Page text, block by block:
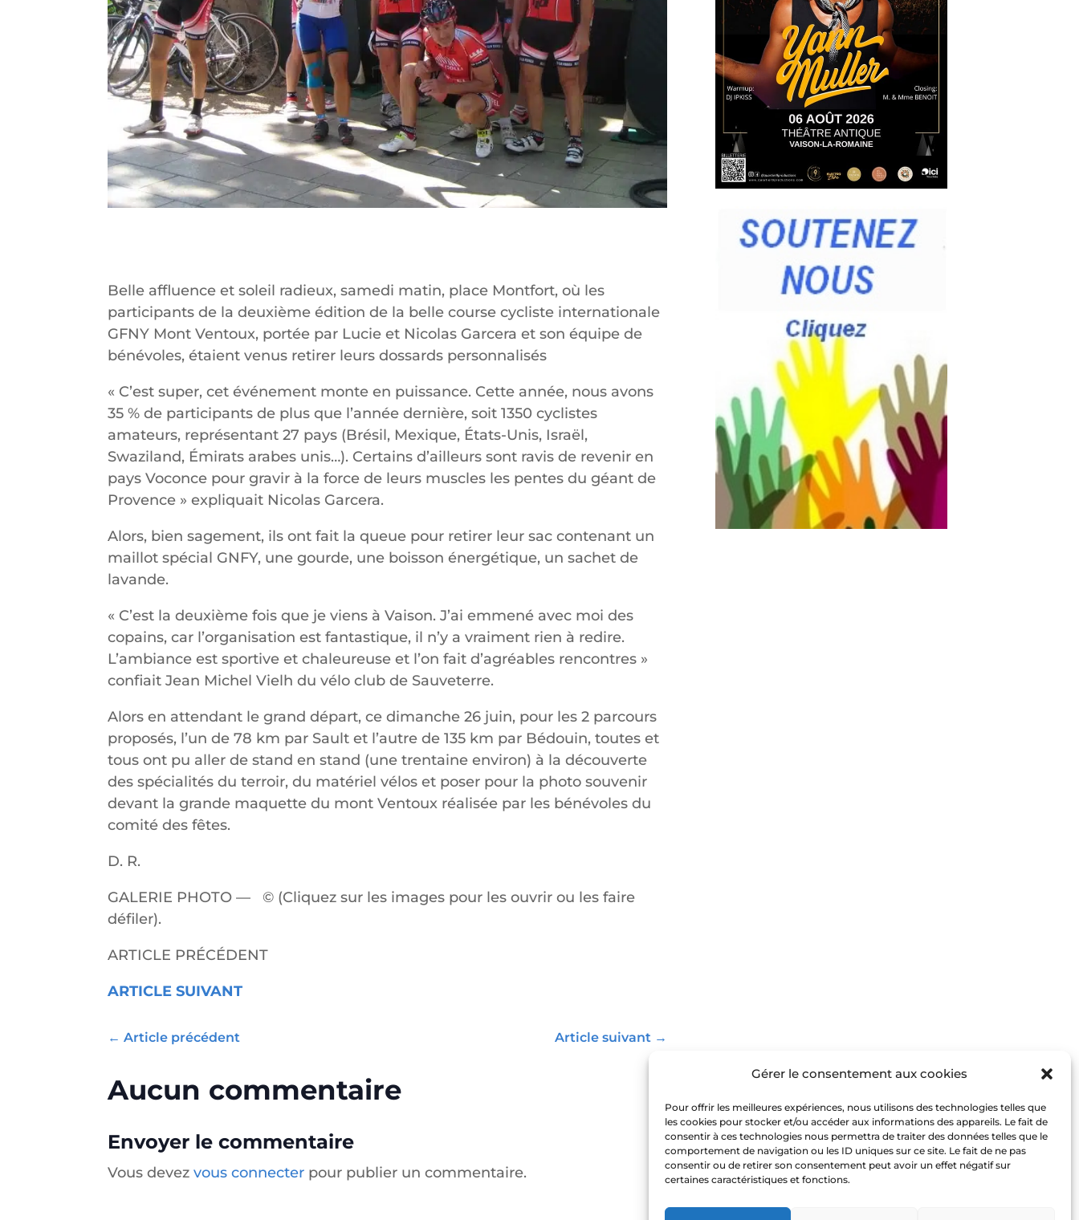
Gérer le consentement aux cookies
Pour offrir les meilleures expériences, nous utilisons des technologies telles que
les cookies pour stocker et/ou accéder aux informations des appareils. Le fait de
consentir à ces technologies nous permettra de traiter des données telles que le
comportement de navigation ou les ID uniques sur ce site. Le fait de ne pas
consentir ou de retirer son consentement peut avoir un effet négatif sur
certaines caractéristiques et fonctions.
Belle affluence et soleil radieux, samedi matin, place Montfort, où les
participants de la deuxième édition de la belle course cycliste internationale
GFNY Mont Ventoux, portée par Lucie et Nicolas Garcera et son équipe de
bénévoles, étaient venus retirer leurs dossards personnalisés
« C’est super, cet événement monte en puissance. Cette année, nous avons
35 % de participants de plus que l’année dernière, soit 1350 cyclistes
amateurs, représentant 27 pays (Brésil, Mexique, États-Unis, Israël,
Swaziland, Émirats arabes unis…). Certains d’ailleurs sont ravis de revenir en
pays Voconce pour gravir à la force de leurs muscles les pentes du géant de
Provence » expliquait Nicolas Garcera.
Alors, bien sagement, ils ont fait la queue pour retirer leur sac contenant un
maillot spécial GNFY, une gourde, une boisson énergétique, un sachet de
lavande.
« C’est la deuxième fois que je viens à Vaison. J’ai emmené avec moi des
copains, car l’organisation est fantastique, il n’y a vraiment rien à redire.
L’ambiance est sportive et chaleureuse et l’on fait d’agréables rencontres »
confiait Jean Michel Vielh du vélo club de Sauveterre.
Alors en attendant le grand départ, ce dimanche 26 juin, pour les 2 parcours
proposés, l’un de 78 km par Sault et l’autre de 135 km par Bédouin, toutes et
tous ont pu aller de stand en stand (une trentaine environ) à la découverte
des spécialités du terroir, du matériel vélos et poser pour la photo souvenir
devant la grande maquette du mont Ventoux réalisée par les bénévoles du
comité des fêtes.
D. R.
GALERIE PHOTO — © (Cliquez sur les images pour les ouvrir ou les faire
défiler).
ARTICLE PRÉCÉDENT
ARTICLE SUIVANT
←Article précédent Article suivant →
Aucun commentaire
Envoyer le commentaire
Vous devezvous connecter pour publier un commentaire.